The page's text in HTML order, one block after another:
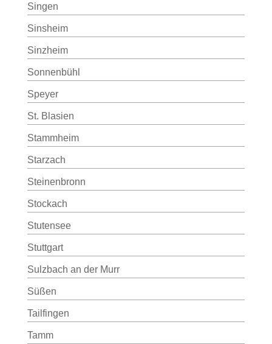
Singen
Sinsheim
Sinzheim
Sonnenbühl
Speyer
St. Blasien
Stammheim
Starzach
Steinenbronn
Stockach
Stutensee
Stuttgart
Sulzbach an der Murr
Süßen
Tailfingen
Tamm